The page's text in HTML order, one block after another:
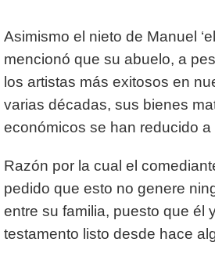
Asimismo el nieto de Manuel
mencionó que su abuelo, a
los artistas más exitosos en
varias décadas, sus bienes
económicos se han reducido a
Razón por la cual el
pedido que esto no genere
entre su familia, puesto que él
testamento listo desde hace